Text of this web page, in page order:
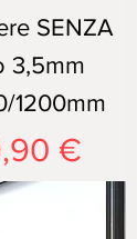
SENZA
3,5mm
1200mm
€